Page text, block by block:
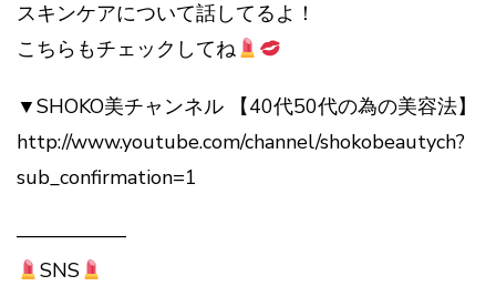
スキンケアについて話してるよ！
こちらもチェックしてね
▼SHOKO美チャンネル 【40代50代の為の美容法】
http://www.youtube.com/channel/shokobeautych?
sub_confirmation=1
—————–
SNS